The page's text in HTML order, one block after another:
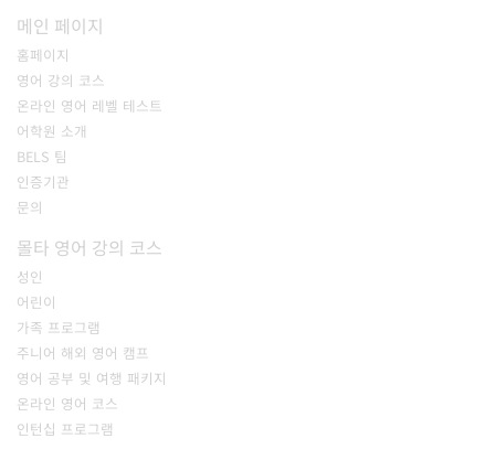
메인 페이지
홈페이지
영어 강의 코스
온라인 영어 레벨 테스트
어학원 소개
BELS 팀
인증기관
문의
몰타 영어 강의 코스
성인
어린이
가족 프로그램
주니어 해외 영어 캠프
영어 공부 및 여행 패키지
온라인 영어 코스
인턴십 프로그램